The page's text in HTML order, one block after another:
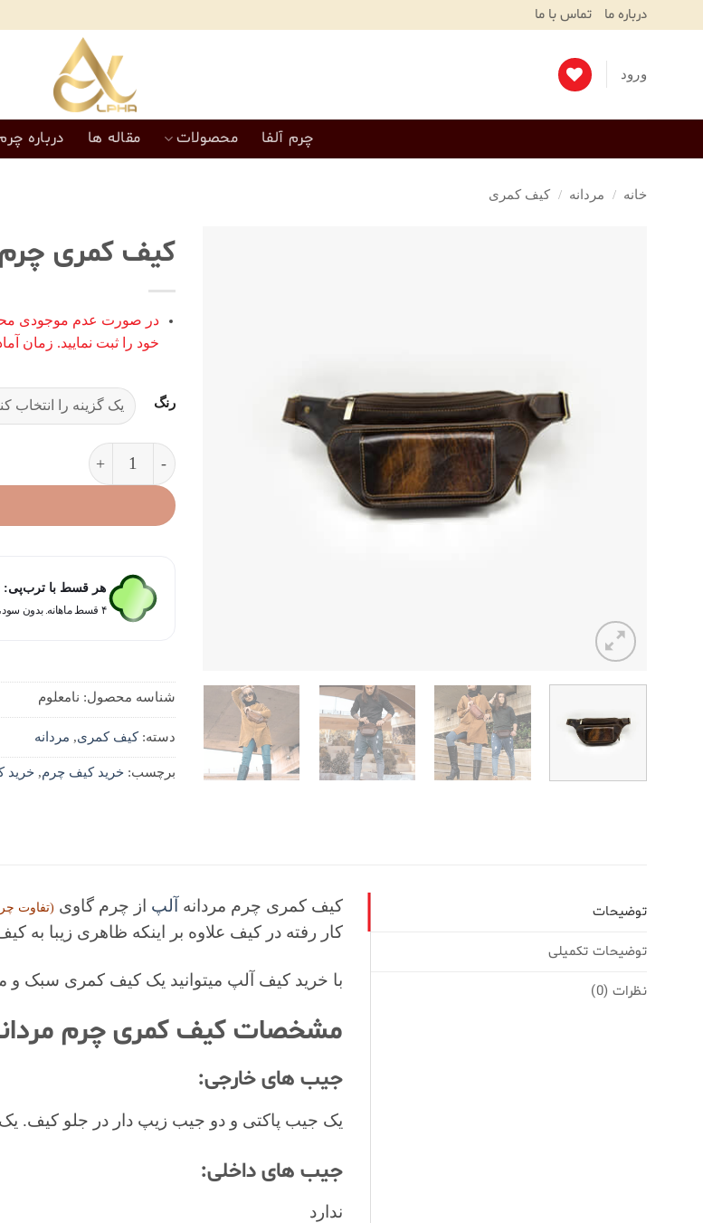
درباره ما تماس با ما
ورود
چرم آلفا محصولات مقاله ها درباره
خانه / مردانه / کیف کمری
کیف کمری چرم
در صورت عدم موجودی
خود را ثبت نمایید. زمان آماده سازی
رنگ
کیف کمری چرم مردانه آلپ
هر قسط با ترب‌پی:
۴ قسط ماهانه. بدون سود، چک و ضامن.
شناسه محصول: نامعلوم
دسته:کیف کمری, مردانه
برچسب: خرید کیف چرم, خرید
توضیحات
توضیحات تکمیلی
نظرات (0)
کیف کمری چرم مردانه آلپ از چرم گاوی (تفاوت
کار رفته در کیف علاوه بر اینکه ظاهری زیبا به
با خرید کیف آلپ میتوانید یک کیف کمری سبک و
مشخصات کیف کمری چرم
جیب های خارجی:
یک جیب پاکتی و دو جیب زیپ دار در جلو کیف.
جیب های داخلی:
ندارد